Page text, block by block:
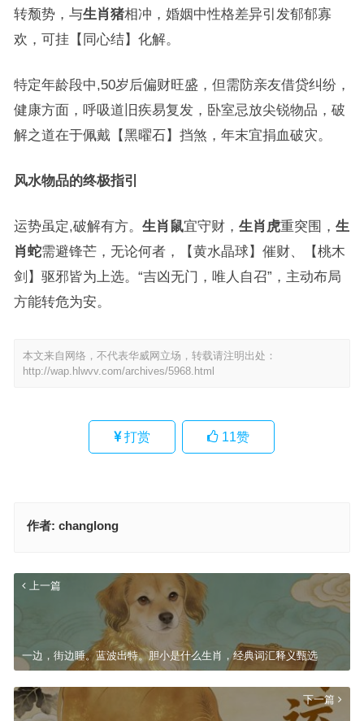
转颓势，与生肖猪相冲，婚姻中性格差异引发郁郁寡
欢，可挂【同心结】化解。
特定年龄段中,50岁后偏财旺盛，但需防亲友借贷纠纷，
健康方面，呼吸道旧疾易复发，卧室忌放尖锐物品，破
解之道在于佩戴【黑曜石】挡煞，年末宜捐血破灾。
风水物品的终极指引
运势虽定,破解有方。 生肖鼠宜守财， 生肖虎重突围， 生
肖蛇需避锋芒，无论何者，【黄水晶球】催财、【桃木
剑】驱邪皆为上选。“吉凶无门，唯人自召”，主动布局
方能转危为安。
本文来自网络，不代表华威网立场，转载请注明出处：
http://wap.hlwvv.com/archives/5968.html
打赏 11赞
作者: changlong
上一篇
一边，街边睡。蓝波出特。胆小是什么生肖，经典词汇释义甄选
下一篇